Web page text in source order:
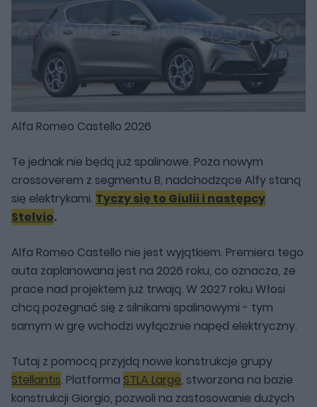
Alfa Romeo Castello 2026
Te jednak nie będą już spalinowe. Poza nowym
crossoverem z segmentu B, nadchodzące Alfy staną
się elektrykami. Tyczy się to Giulii i następcy
Stelvio.
Alfa Romeo Castello nie jest wyjątkiem. Premiera tego
auta zaplanowana jest na 2026 roku, co oznacza, że
prace nad projektem już trwają. W 2027 roku Włosi
chcą pożegnać się z silnikami spalinowymi - tym
samym w grę wchodzi wyłącznie napęd elektryczny.
Tutaj z pomocą przyjdą nowe konstrukcje grupy
Stellantis. Platforma STLA Large, stworzona na bazie
konstrukcji Giorgio, pozwoli na zastosowanie dużych